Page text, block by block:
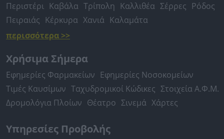
Περιστέρι Καβάλα Τρίπολη Καλλιθέα Σέρρες Ρόδος
Πειραιάς Κέρκυρα Χανιά Καλαμάτα
περισσότερα >>
Χρήσιμα Σήμερα
Εφημερίες Φαρμακείων Εφημερίες Νοσοκομείων
Τιμές Καυσίμων Ταχυδρομικοί Κώδικες Στοιχεία Α.Φ.Μ.
Δρομολόγια Πλοίων Θέατρο Σινεμά Χάρτες
Υπηρεσίες Προβολής